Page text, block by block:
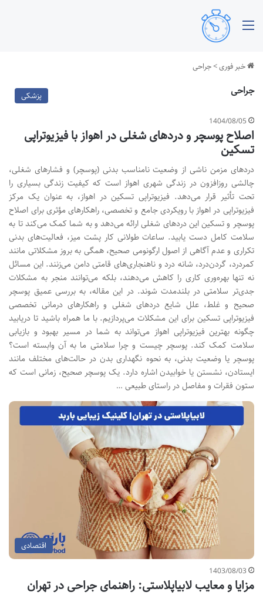
خبر فوری>جراحی
جراحی پزشکی
1404/08/05
اصلاح پوسچر و دردهای شغلی در اهواز با فیزیوتراپی
تسکین
دردهای مزمن ناشی از وضعیت نامناسب بدنی (پوسچر) و فشارهای شغلی،
چالشی روزافزون در زندگی شهری اهواز است که کیفیت زندگی بسیاری را
تحت تأثیر قرار می‌دهد. فیزیوتراپی تسکین در اهواز، به عنوان یک مرکز
فیزیوتراپی در اهواز با رویکردی جامع و تخصصی، راهکارهای مؤثری برای اصلاح
پوسچر و تسکین این دردهای شغلی ارائه می‌دهد و به شما کمک می‌کند تا به
سلامت کامل دست یابید. ساعات طولانی کار پشت میز، فعالیت‌های بدنی
تکراری و عدم آگاهی از اصول ارگونومی صحیح، همگی به بروز مشکلاتی مانند
کمردرد، گردن‌درد، شانه درد و ناهنجاری‌های قامتی دامن می‌زنند. این مسائل
نه تنها بهره‌وری کاری را کاهش می‌دهند، بلکه می‌توانند منجر به مشکلات
جدی‌تر سلامتی در بلندمدت شوند. در این مقاله، به بررسی عمیق پوسچر
صحیح و غلط، علل شایع دردهای شغلی و راهکارهای درمانی تخصصی
فیزیوتراپی تسکین برای این مشکلات می‌پردازیم. با ما همراه باشید تا دریابید
چگونه بهترین فیزیوتراپی اهواز می‌تواند به شما در مسیر بهبود و بازیابی
سلامت کمک کند. پوسچر چیست و چرا سلامتی ما به آن وابسته است؟
پوسچر یا وضعیت بدنی، به نحوه نگهداری بدن در حالت‌های مختلف مانند
ایستادن، نشستن یا خوابیدن اشاره دارد. یک پوسچر صحیح، زمانی است که
ستون فقرات و مفاصل در راستای طبیعی …
اقتصادی
1403/08/03
مزایا و معایب لابیاپلاستی: راهنمای جراحی در تهران